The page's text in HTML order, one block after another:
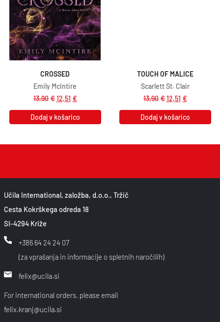
CROSSED
Emily McIntire
13,90 € 12,51 €
Dodaj v košarico
TOUCH OF MALICE
Scarlett St. Clair
13,90 € 12,51 €
Dodaj v košarico
Učila International, založba, d.o.o., Tržič
Cesta Kokrškega odreda 18
SI-4294 Križe
+386 64 24 24 07
(za vprašanja in informacije o spletnih naročilih)
felix@ucila.si
For international orders, please email
felix.kranj@ucila.si